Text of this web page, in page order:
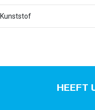
Kunststof
HEEFT